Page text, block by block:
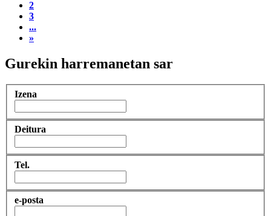
2
3
...
»
Gurekin harremanetan sar
Izena
Deitura
Tel.
e-posta